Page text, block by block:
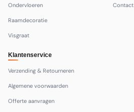
Ondervloeren
Raamdecoratie
Visgraat
Contact
Klantenservice
Verzending & Retourneren
Algemene voorwaarden
Offerte aanvragen